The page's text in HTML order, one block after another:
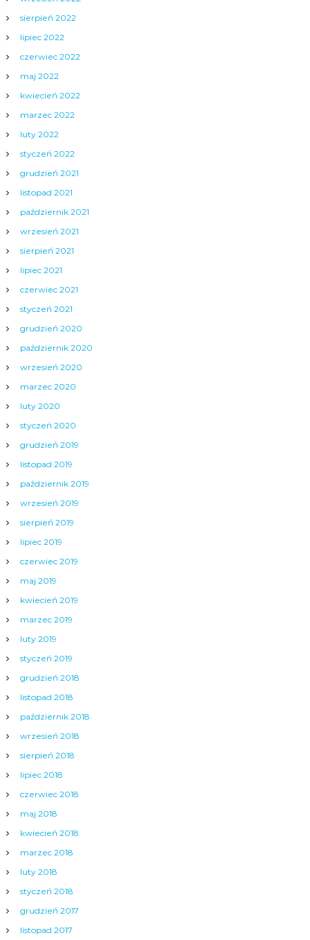
sierpień 2022
lipiec 2022
czerwiec 2022
maj 2022
kwiecień 2022
marzec 2022
luty 2022
styczeń 2022
grudzień 2021
listopad 2021
październik 2021
wrzesień 2021
sierpień 2021
lipiec 2021
czerwiec 2021
styczeń 2021
grudzień 2020
październik 2020
wrzesień 2020
marzec 2020
luty 2020
styczeń 2020
grudzień 2019
listopad 2019
październik 2019
wrzesień 2019
sierpień 2019
lipiec 2019
czerwiec 2019
maj 2019
kwiecień 2019
marzec 2019
luty 2019
styczeń 2019
grudzień 2018
listopad 2018
październik 2018
wrzesień 2018
sierpień 2018
lipiec 2018
czerwiec 2018
maj 2018
kwiecień 2018
marzec 2018
luty 2018
styczeń 2018
grudzień 2017
listopad 2017